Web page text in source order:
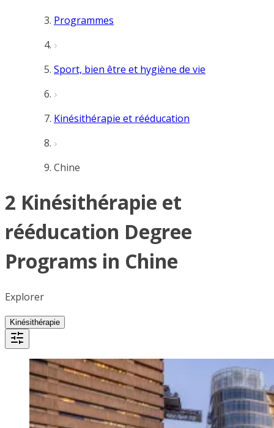
Programmes
Sport, bien être et hygiène de vie
Kinésithérapie et rééducation
Chine
2 Kinésithérapie et
rééducation Degree
Programs in Chine
Explorer
Kinésithérapie